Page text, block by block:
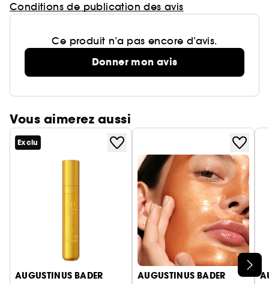
Conditions de publication des avis
Ce produit n’a pas encore d’avis.
Donner mon avis
Vous aimerez aussi
Ignorer le carrousel produits
Exclu
AUGUSTINUS BADER AUGUSTINUS BADER